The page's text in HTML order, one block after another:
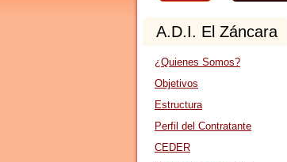
A.D.I. El Záncara
¿Quienes Somos?
Objetivos
Estructura
Perfil del Contratante
CEDER